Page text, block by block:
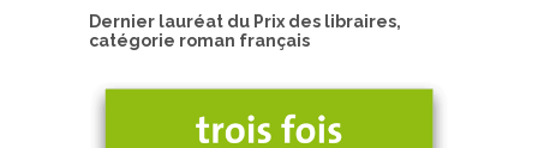
Dernier lauréat du Prix des libraires,
catégorie roman français